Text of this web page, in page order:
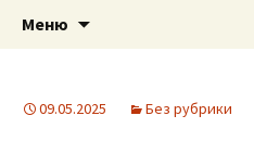
Римско-
церковь в
Приход святого
Меню
09.05.2025 Без рубрики